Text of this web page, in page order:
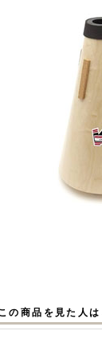
の商品を見た人